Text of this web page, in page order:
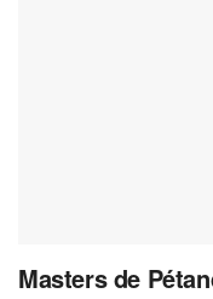
Masters de